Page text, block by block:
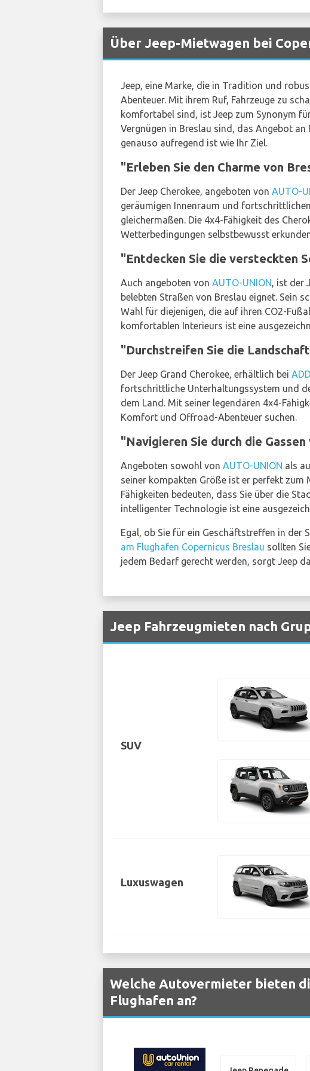
Über Jeep-Mietwagen bei
Jeep, eine Marke, die in Tradition und
Abenteuer. Mit ihrem Ruf, Fahrzeuge zu
komfortabel sind, ist Jeep zum Synonym
Vergnügen in Breslau sind, das Angebot an
genauso aufregend ist wie Ihr Ziel.
"Erleben Sie den Charme von
Der Jeep Cherokee, angeboten von AUTO-
geräumigen Innenraum und
gleichermaßen. Die 4x4-Fähigkeit des
Wetterbedingungen selbstbewusst
"Entdecken Sie die versteckten
Auch angeboten von AUTO-UNION, ist der
belebten Straßen von Breslau eignet. Sein
Wahl für diejenigen, die auf ihren CO2-
komfortablen Interieurs ist eine
"Durchstreifen Sie die
Der Jeep Grand Cherokee, erhältlich bei
fortschrittliche Unterhaltungssystem und
dem Land. Mit seiner legendären 4x4-
Komfort und Offroad-Abenteuer suchen.
"Navigieren Sie durch die
Angeboten sowohl von AUTO-UNION als
seiner kompakten Größe ist er perfekt zum
Fähigkeiten bedeuten, dass Sie über die
intelligenter Technologie ist eine
Egal, ob Sie für ein Geschäftstreffen in
am Flughafen Copernicus Breslau sollten
jedem Bedarf gerecht werden, sorgt Jeep
Jeep Fahrzeugmieten nach
SUV
Luxuswagen
Welche Autovermieter bieten
Flughafen an?